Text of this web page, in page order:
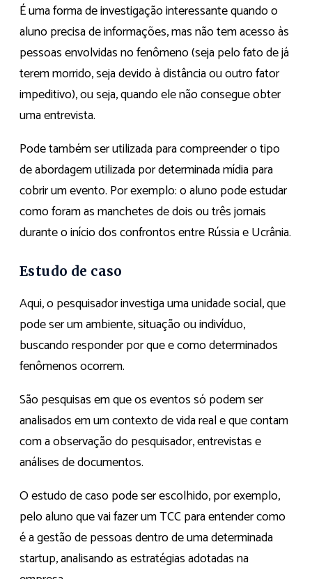
É uma forma de investigação interessante quando o
aluno precisa de informações, mas não tem acesso às
pessoas envolvidas no fenômeno (seja pelo fato de já
terem morrido, seja devido à distância ou outro fator
impeditivo), ou seja, quando ele não consegue obter
uma entrevista.
Pode também ser utilizada para compreender o tipo
de abordagem utilizada por determinada mídia para
cobrir um evento. Por exemplo: o aluno pode estudar
como foram as manchetes de dois ou três jornais
durante o início dos confrontos entre Rússia e Ucrânia.
Estudo de caso
Aqui, o pesquisador investiga uma unidade social, que
pode ser um ambiente, situação ou indivíduo,
buscando responder por que e como determinados
fenômenos ocorrem.
São pesquisas em que os eventos só podem ser
analisados em um contexto de vida real e que contam
com a observação do pesquisador, entrevistas e
análises de documentos.
O estudo de caso pode ser escolhido, por exemplo,
pelo aluno que vai fazer um TCC para entender como
é a gestão de pessoas dentro de uma determinada
startup, analisando as estratégias adotadas na